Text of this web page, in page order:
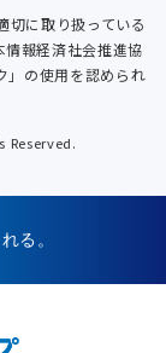
切に取り扱っている
情報経済社会推進協
」の使用を認められ
る。